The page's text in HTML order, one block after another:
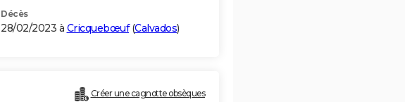
Décès
28/02/2023 à Cricquebœuf(Calvados)
Créer une cagnotte obsèques